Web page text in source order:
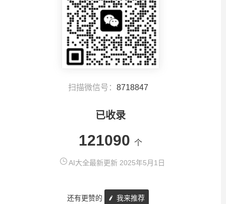
扫描微信号： 8718847
已收录
121090 个
AI大全最新更新 2025年5月1日
还有更赞的 我来推荐